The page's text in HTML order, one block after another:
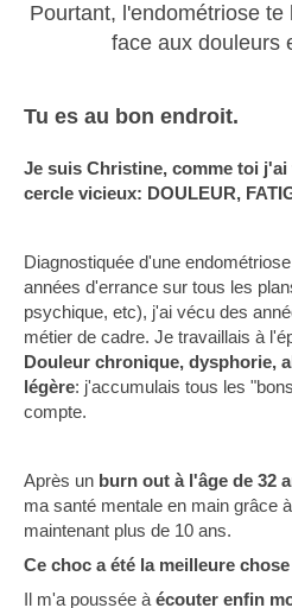
Pourtant, l'endométriose
face aux douleurs
Tu es au bon endroit.
Je suis Christine, comme toi
cercle vicieux: DOULEUR,
Diagnostiquée d'une
années d'errance sur tous les
psychique, etc), j'ai vécu des
métier de cadre. Je travaillais à
Douleur chronique, dysphorie,
légère: j'accumulais tous les
compte.
Après un burn out à l'âge de 32
ma santé mentale en main grâce
maintenant plus de 10 ans.
Ce choc a été la meilleure
Il m'a poussée à écouter enfin